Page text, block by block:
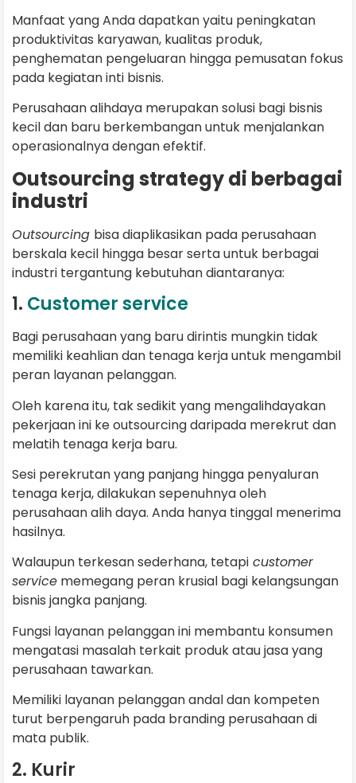
Manfaat yang Anda dapatkan yaitu peningkatan
produktivitas karyawan, kualitas produk,
penghematan pengeluaran hingga pemusatan fokus
pada kegiatan inti bisnis.
Perusahaan alihdaya merupakan solusi bagi bisnis
kecil dan baru berkembangan untuk menjalankan
operasionalnya dengan efektif.
Outsourcing strategy di berbagai
industri
Outsourcing bisa diaplikasikan pada perusahaan
berskala kecil hingga besar serta untuk berbagai
industri tergantung kebutuhan diantaranya:
1. Customer service
Bagi perusahaan yang baru dirintis mungkin tidak
memiliki keahlian dan tenaga kerja untuk mengambil
peran layanan pelanggan.
Oleh karena itu, tak sedikit yang mengalihdayakan
pekerjaan ini ke outsourcing daripada merekrut dan
melatih tenaga kerja baru.
Sesi perekrutan yang panjang hingga penyaluran
tenaga kerja, dilakukan sepenuhnya oleh
perusahaan alih daya. Anda hanya tinggal menerima
hasilnya.
Walaupun terkesan sederhana, tetapi customer
service memegang peran krusial bagi kelangsungan
bisnis jangka panjang.
Fungsi layanan pelanggan ini membantu konsumen
mengatasi masalah terkait produk atau jasa yang
perusahaan tawarkan.
Memiliki layanan pelanggan andal dan kompeten
turut berpengaruh pada branding perusahaan di
mata publik.
2. Kurir